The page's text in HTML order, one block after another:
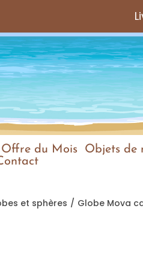
Offre du Mois Objets de
et sphères / Globe Mova